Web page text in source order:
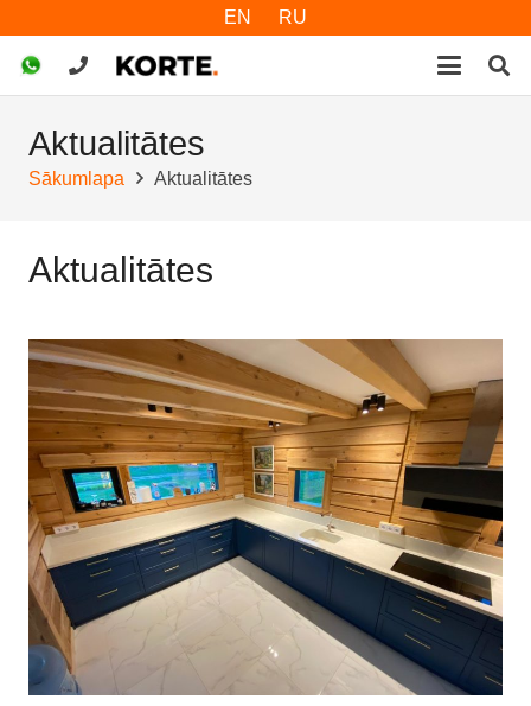
EN RU
Aktualitātes
Sākumlapa Aktualitātes
Aktualitātes